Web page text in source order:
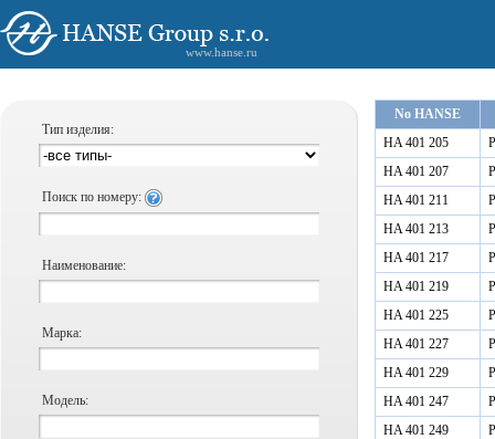
www.hanse.ru
Тип изделия:
Поиск по номеру:
Наименование:
Марка:
Модель:
No HANSE
HA 401 205
HA 401 207
HA 401 211
HA 401 213
HA 401 217
HA 401 219
HA 401 225
HA 401 227
HA 401 229
HA 401 247
HA 401 249